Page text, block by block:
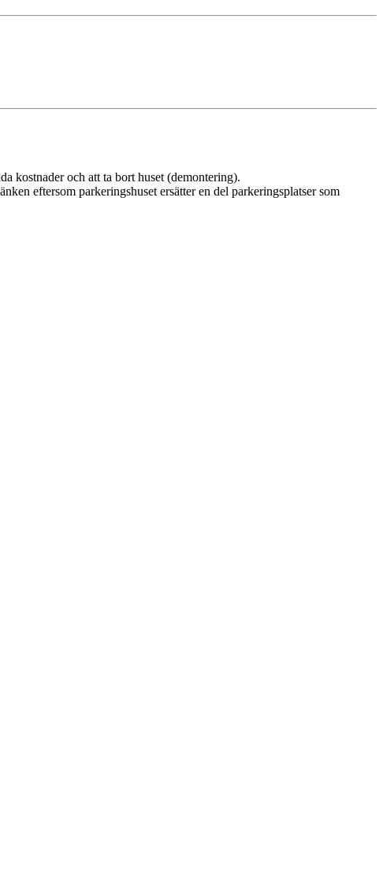
kostnader och att ta bort huset (demontering).
eftersom parkeringshuset ersätter en del parkeringsplatser som